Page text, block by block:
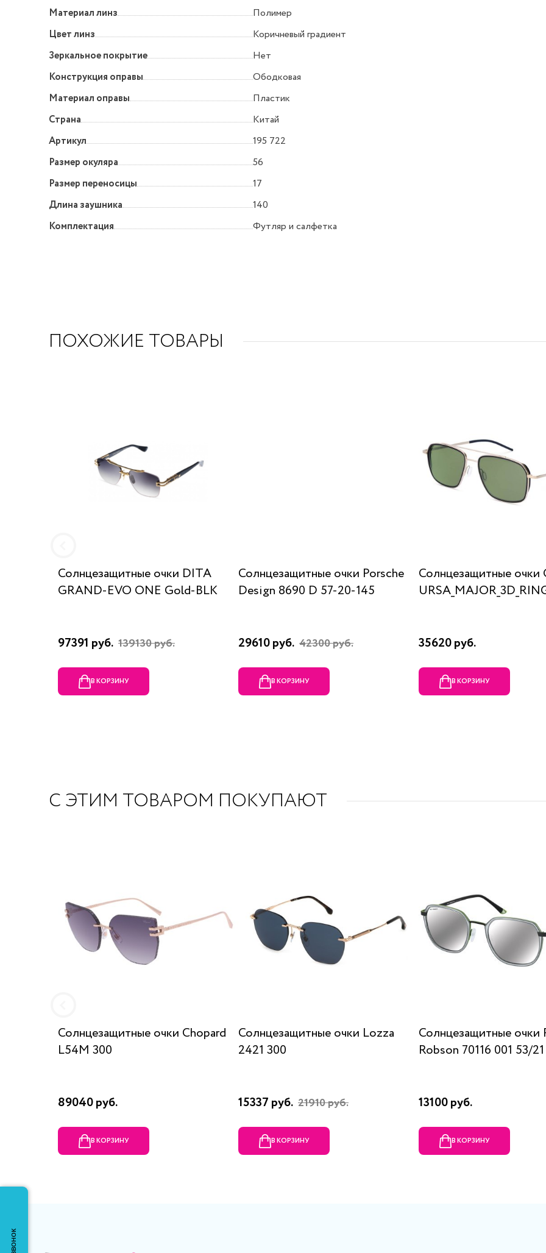
Материал линз
Полимер
Цвет линз
Коричневый градиент
Зеркальное покрытие
Нет
Конструкция оправы
Ободковая
Материал оправы
Пластик
Страна
Китай
Артикул
195 722
Размер окуляра
56
Размер переносицы
17
Длина заушника
140
Комплектация
Футляр и салфетка
ПОХОЖИЕ ТОВАРЫ
Солнцезащитные очки DITA
GRAND-EVO ONE Gold-BLK
97391 руб. 139130 руб.
В КОРЗИНУ
Солнцезащитные очки Porsche
Design 8690 D 57-20-145
29610 руб. 42300 руб.
В КОРЗИНУ
Солнцезащитные очки
35620 руб.
В КОРЗИНУ
С ЭТИМ ТОВАРОМ ПОКУПАЮТ
Солнцезащитные очки Chopard
L54M 300
89040 руб.
В КОРЗИНУ
Солнцезащитные очки Lozza
2421 300
15337 руб. 21910 руб.
В КОРЗИНУ
Солнцезащитные очки
Robson 70116 001 53/21
13100 руб.
В КОРЗИНУ